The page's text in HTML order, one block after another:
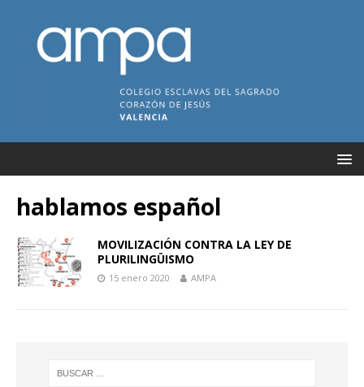
hablamos español
MOVILIZACIÓN CONTRA LA LEY DE
PLURILINGÜISMO
15 enero 2020 AMPA